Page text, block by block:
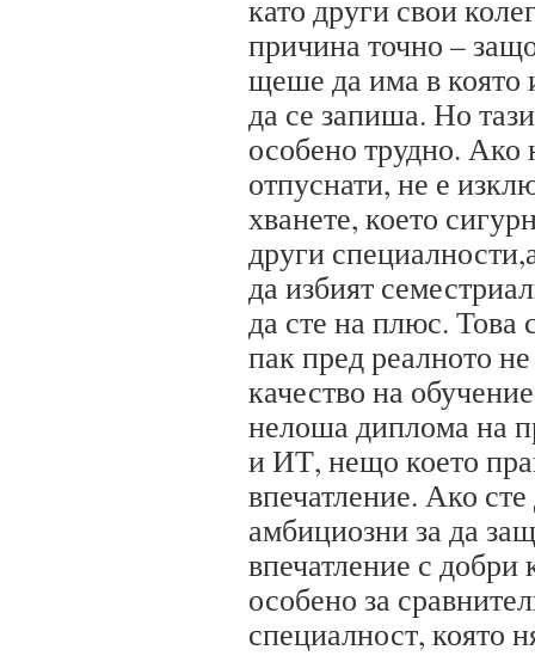
като други свои
причина точно –
щеше да има в която
да се запиша. Но
особено трудно. Ако
отпуснати, не е
хванете, което
други
да избият
да сте на плюс. Това
пак пред реалното
качество на
нелоша диплома на
и ИТ, нещо което
впечатление. Ако
амбициозни за да
впечатление с добри
особено за
специалност, която